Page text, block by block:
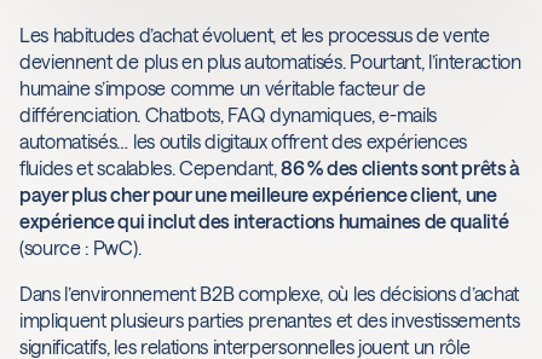
Les habitudes d’achat évoluent, et les processus de vente
deviennent de plus en plus automatisés. Pourtant, l’interaction
humaine s’impose comme un véritable facteur de
différenciation. Chatbots, FAQ dynamiques, e-mails
automatisés… les outils digitaux offrent des expériences
fluides et scalables. Cependant,86 % des clients sont prêts à
payer plus cher pour une meilleure expérience client, une
expérience qui inclut des interactions humaines de qualité
(source : PwC).
Dans l’environnement B2B complexe, où les décisions d’achat
impliquent plusieurs parties prenantes et des investissements
significatifs, les relations interpersonnelles jouent un rôle